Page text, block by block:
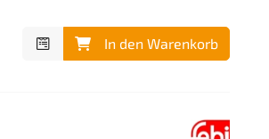
In den Warenkorb